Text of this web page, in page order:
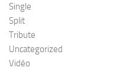
Single
Split
Tribute
Uncategorized
Vidéo